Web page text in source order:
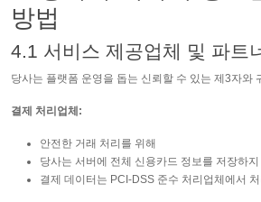
방법
4.1 서비스 제공업체 및 파트
당사는 플랫폼 운영을 돕는 신뢰할 수 있는 제3자와
결제 처리업체:
안전한 거래 처리를 위해
당사는 서버에 전체 신용카드 정보를 저장하
결제 데이터는 PCI-DSS 준수 처리업체에서